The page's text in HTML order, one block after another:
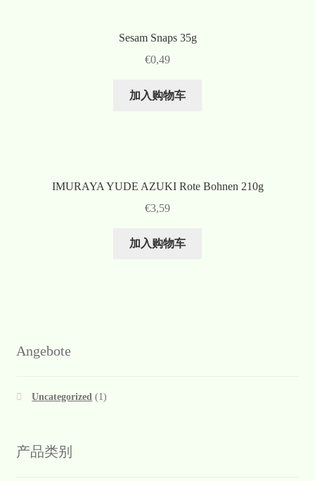
Sesam Snaps 35g
€0,49
加入购物车
IMURAYA YUDE AZUKI Rote Bohnen 210g
€3,59
加入购物车
Angebote
Uncategorized (1)
产品类别